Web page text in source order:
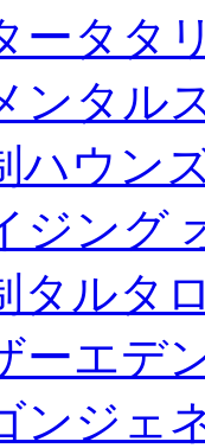
ータタ
ンタル
ハウン
ジング
タルタ
ーエデ
ンジェ